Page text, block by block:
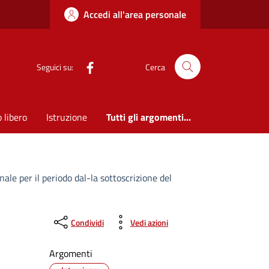
Accedi all'area personale
Seguici su: Cerca
libero Istruzione Tutti gli argomenti...
per il periodo dal-la sottoscrizione del
Condividi Vedi azioni
Argomenti